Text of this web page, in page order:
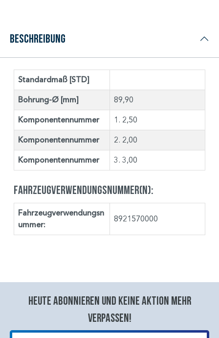
Beschreibung
Standardmaß [STD]
Bohrung-Ø [mm] 89,90
Komponentennummer 1. 2,50
Komponentennummer 2. 2,00
Komponentennummer 3. 3,00
Fahrzeugverwendungsnummer(n):
Fahrzeugverwendungsn
ummer:
8921570000
Heute abonnieren und keine aktion mehr
verpassen!